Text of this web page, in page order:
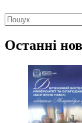
результатів
Останні